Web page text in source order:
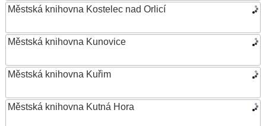
Městská knihovna Kostelec nad Orlicí
Městská knihovna Kunovice
Městská knihovna Kuřim
Městská knihovna Kutná Hora